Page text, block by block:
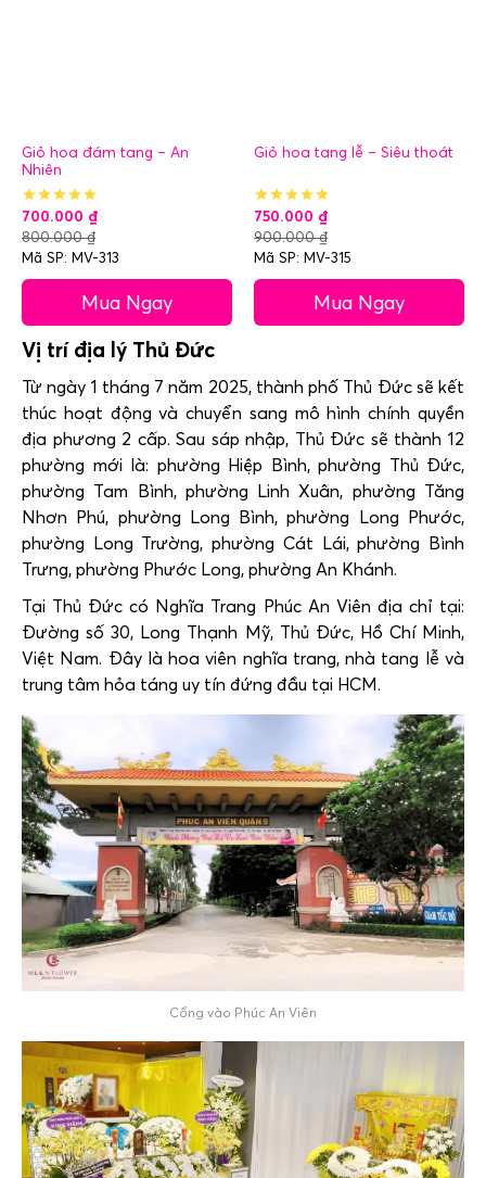
Giỏ hoa đám tang – An
Nhiên
700.000 ₫
800.000₫
Mã SP: MV-313
Mua Ngay
Giỏ hoa tang lễ – Siêu thoát
750.000 ₫
900.000₫
Mã SP: MV-315
Mua Ngay
Vị trí địa lý Thủ Đức
Từ ngày 1 tháng 7 năm 2025, thành phố Thủ Đức sẽ kết
thúc hoạt động và chuyển sang mô hình chính quyền
địa phương 2 cấp. Sau sáp nhập, Thủ Đức sẽ thành 12
phường mới là: phường Hiệp Bình, phường Thủ Đức,
phường Tam Bình, phường Linh Xuân, phường Tăng
Nhơn Phú, phường Long Bình, phường Long Phước,
phường Long Trường, phường Cát Lái, phường Bình
Trưng, phường Phước Long, phường An Khánh.
Tại Thủ Đức có Nghĩa Trang Phúc An Viên địa chỉ tại:
Đường số 30, Long Thạnh Mỹ, Thủ Đức, Hồ Chí Minh,
Việt Nam. Đây là hoa viên nghĩa trang, nhà tang lễ và
trung tâm hỏa táng uy tín đứng đầu tại HCM.
Cổng vào Phúc An Viên